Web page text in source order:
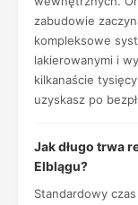
zabudowie
kompleksowe
lakierowanymi i
kilkanaście
uzyskasz po
Jak długo trwa
Elblągu?
Standardowy